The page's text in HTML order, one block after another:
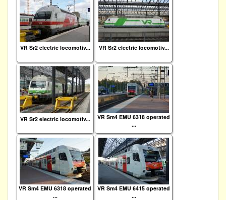
VR Sr2 electric locomotiv... VR Sr2 electric locomotiv...
VR Sr2 electric locomotiv...
VR Sm4 EMU 6318 operated
...
VR Sm4 EMU 6318 operated
...
VR Sm4 EMU 6415 operated
...